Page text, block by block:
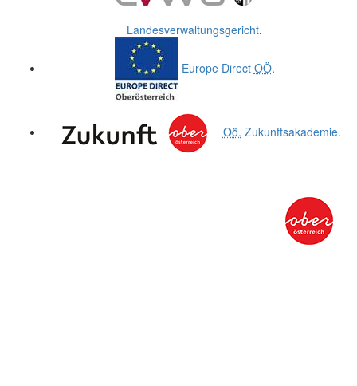
Landesverwaltungsgericht.
Europe Direct OÖ.
Oö. Zukunftsakademie.